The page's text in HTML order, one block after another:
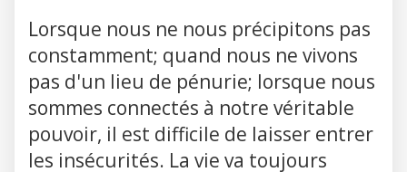
Lorsque nous ne nous précipitons pas
constamment; quand nous ne vivons
pas d'un lieu de pénurie; lorsque nous
sommes connectés à notre véritable
pouvoir, il est difficile de laisser entrer
les insécurités. La vie va toujours